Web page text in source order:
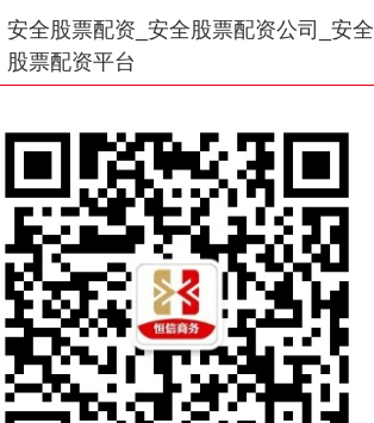
安全股票配资_安全股票配资公司_安全
股票配资平台